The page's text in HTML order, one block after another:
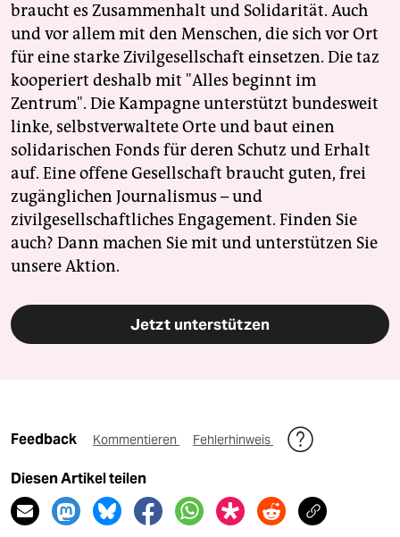
braucht es Zusammenhalt und Solidarität. Auch
und vor allem mit den Menschen, die sich vor Ort
für eine starke Zivilgesellschaft einsetzen. Die taz
kooperiert deshalb mit "Alles beginnt im
Zentrum". Die Kampagne unterstützt bundesweit
linke, selbstverwaltete Orte und baut einen
solidarischen Fonds für deren Schutz und Erhalt
auf. Eine offene Gesellschaft braucht guten, frei
zugänglichen Journalismus – und
zivilgesellschaftliches Engagement. Finden Sie
auch? Dann machen Sie mit und unterstützen Sie
unsere Aktion.
Jetzt unterstützen
Feedback Kommentieren Fehlerhinweis
Diesen Artikel teilen